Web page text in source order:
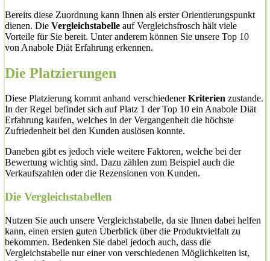
Bereits diese Zuordnung kann Ihnen als erster Orientierungspunkt
dienen. Die Vergleichstabelle auf Vergleichsfrosch hält viele
Vorteile für Sie bereit. Unter anderem können Sie unsere Top 10
von Anabole Diät Erfahrung erkennen.
Die Platzierungen
Diese Platzierung kommt anhand verschiedenerKriterien zustande.
In der Regel befindet sich auf Platz 1 der Top 10 ein Anabole Diät
Erfahrung kaufen, welches in der Vergangenheit die höchste
Zufriedenheit bei den Kunden auslösen konnte.
Daneben gibt es jedoch viele weitere Faktoren, welche bei der
Bewertung wichtig sind. Dazu zählen zum Beispiel auch die
Verkaufszahlen oder die Rezensionen von Kunden.
Die Vergleichstabellen
Nutzen Sie auch unsere Vergleichstabelle, da sie Ihnen dabei helfen
kann, einen ersten guten Überblick über die Produktvielfalt zu
bekommen. Bedenken Sie dabei jedoch auch, dass die
Vergleichstabelle nur einer von verschiedenen Möglichkeiten ist,